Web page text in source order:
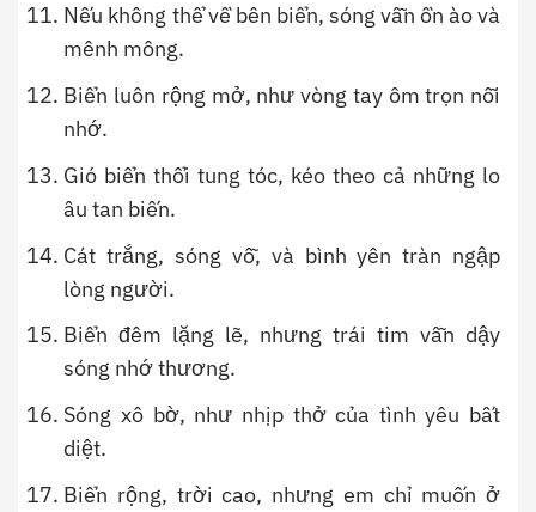
Nếu không thể về bên biển, sóng vẫn ồn ào và
mênh mông.
Biển luôn rộng mở, như vòng tay ôm trọn nỗi
nhớ.
Gió biển thổi tung tóc, kéo theo cả những lo
âu tan biến.
Cát trắng, sóng vỗ, và bình yên tràn ngập
lòng người.
Biển đêm lặng lẽ, nhưng trái tim vẫn dậy
sóng nhớ thương.
Sóng xô bờ, như nhịp thở của tình yêu bất
diệt.
Biển rộng, trời cao, nhưng em chỉ muốn ở